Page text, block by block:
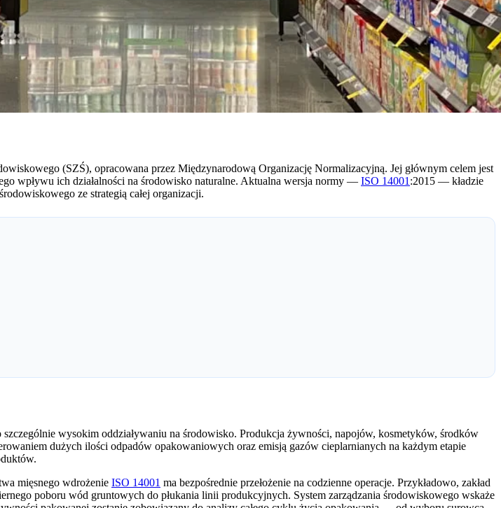
(SZŚ), opracowana przez Międzynarodową Organizację Normalizacyjną. Jej głównym celem jest
wpływu ich działalności na środowisko naturalne. Aktualna wersja normy — ISO 14001 :2015 — kładzie
ze strategią całej organizacji.
wysokim oddziaływaniu na środowisko. Produkcja żywności, napojów, kosmetyków, środków
dużych ilości odpadów opakowaniowych oraz emisją gazów cieplarnianych na każdym etapie
mięsnego wdrożenie ISO 14001 ma bezpośrednie przełożenie na codzienne operacje. Przykładowo, zakład
poboru wód gruntowych do płukania linii produkcyjnych. System zarządzania środowiskowego wskaże